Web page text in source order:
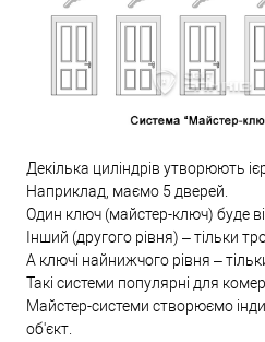
Декілька циліндрів утворюють
Наприклад, маємо 5 дверей.
Один ключ (майстер-ключ) буде
Інший (другого рівня) – тільки
А ключі найнижчого рівня – тільки
Такі системи популярні для
Майстер-системи створюємо
об'єкт.